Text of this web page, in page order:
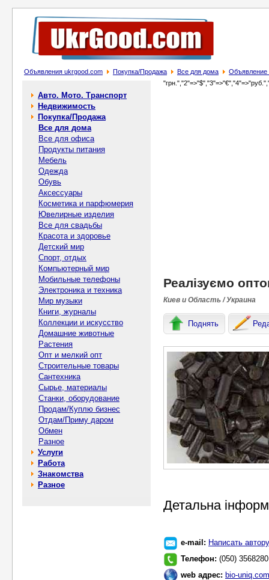
Объявления ukrgood.com Покупка/Продажа Все для дома Объявление
Авто. Мото. Транспорт
Недвижимость
Покупка/Продажа
Все для дома
Все для офиса
Продукты питания
Мебель
Одежда
Обувь
Аксессуары
Косметика и парфюмерия
Ювелирные изделия
Все для свадьбы
Красота и здоровье
Детский мир
Спорт, отдых
Компьютерный мир
Мобильные телефоны
Электроника и техника
Мир музыки
Книги, журналы
Коллекции и искусство
Домашние животные
Растения
Опт и мелкий опт
Строительные товары
Сантехника
Сырье, материалы
Станки, оборудование
Продам/Куплю бизнес
Отдам/Приму даром
Обмен
Разное
Услуги
Работа
Знакомства
Разное
Реалізуємо
Киев и Область / Украина
Поднять
Детальна
e-mail: Написать автору
Телефон: (050)
web адрес: bio-